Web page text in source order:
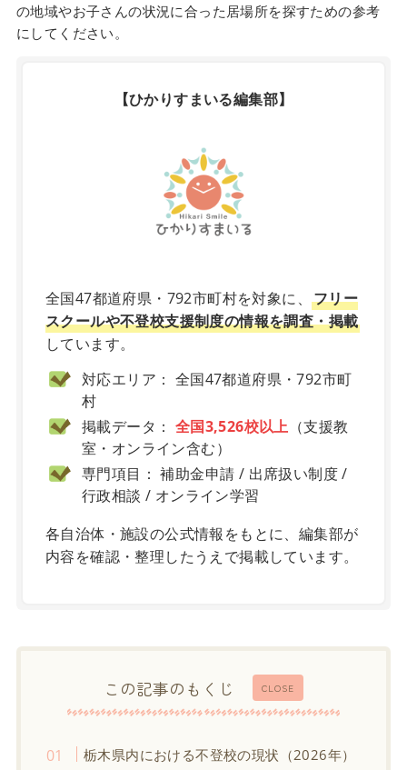
の地域やお子さんの状況に合った居場所を探すための参考
にしてください。
【ひかりすまいる編集部】
全国47都道府県・792市町村を対象に、 フリー
スクールや不登校支援制度の情報を調査・掲載
しています。
対応エリア： 全国47都道府県・792市町
村
掲載データ： 全国3,526校以上 （支援教
室・オンライン含む）
専門項目： 補助金申請 / 出席扱い制度 /
行政相談 / オンライン学習
各自治体・施設の公式情報をもとに、編集部が
内容を確認・整理したうえで掲載しています。
CLOSE
この記事のもくじ
栃木県内における不登校の現状（2026年）